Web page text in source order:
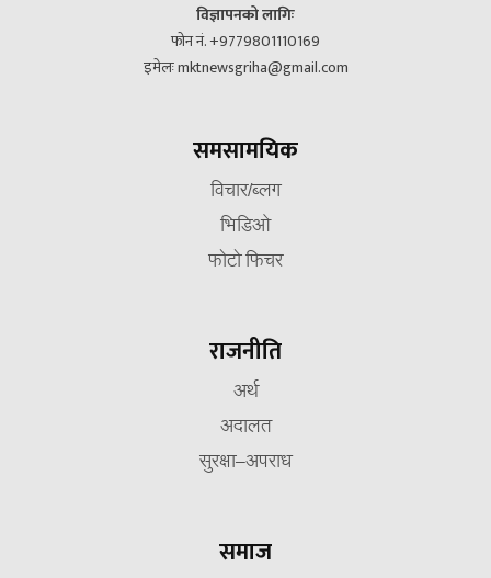
विज्ञापनको लागिः
फोन नं. +9779801110169
इमेलः mktnewsgriha@gmail.com
समसामयिक
विचार/ब्लग
भिडिओ
फोटो फिचर
राजनीति
अर्थ
अदालत
सुरक्षा–अपराध
समाज